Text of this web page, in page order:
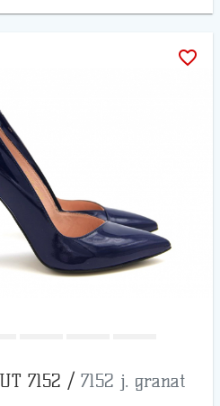
favorite_border
7152 / 7152 j. granat